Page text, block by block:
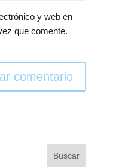
y web en
que comente.
comentario